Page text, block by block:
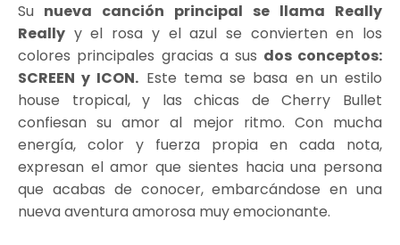
Su nueva canción principal se llama Really
Really y el rosa y el azul se convierten en los
colores principales gracias a sus dos conceptos:
SCREEN y ICON. Este tema se basa en un estilo
house tropical, y las chicas de Cherry Bullet
confiesan su amor al mejor ritmo. Con mucha
energía, color y fuerza propia en cada nota,
expresan el amor que sientes hacia una persona
que acabas de conocer, embarcándose en una
nueva aventura amorosa muy emocionante.